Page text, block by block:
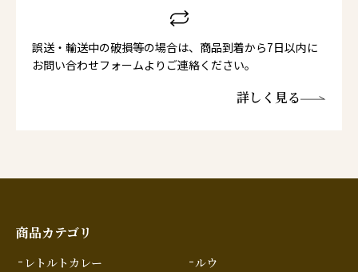
誤送・輸送中の破損等の場合は、商品到着から7日以内に
お問い合わせフォームよりご連絡ください。
詳しく見る
商品カテゴリ
レトルトカレー
ルウ